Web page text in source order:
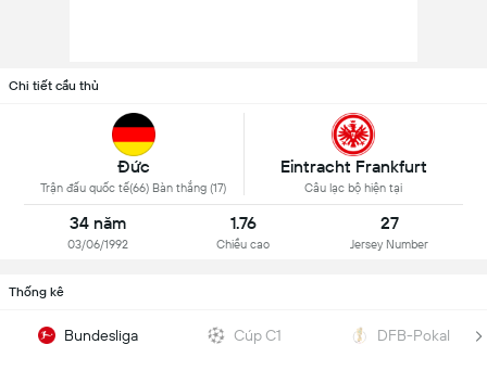
Chi tiết cầu thủ
Đức
Trận đấu quốc tế(66) Bàn thắng (17)
Eintracht Frankfurt
Câu lạc bộ hiện tại
34 năm
03/06/1992
1.76
Chiều cao
27
Jersey Number
Thống kê
Bundesliga Cúp C1 DFB-Pokal